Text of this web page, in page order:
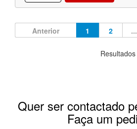
Anterior 1 2 ...
Quer ser contactado
Faça um